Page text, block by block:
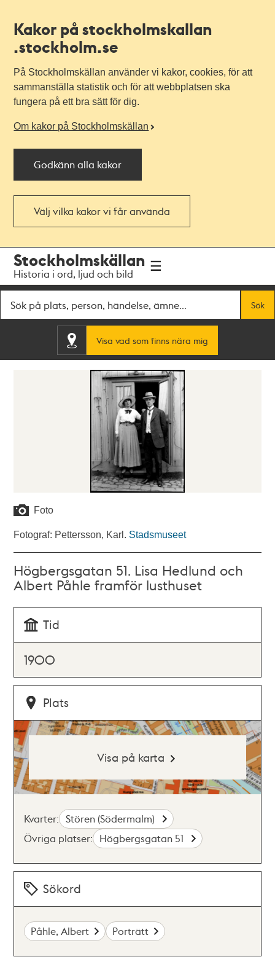
Kakor på stockholmskallan
.stockholm.se
På Stockholmskällan använder vi kakor, cookies, för att
sammanställa statistik och för att webbplatsen ska
fungera på ett bra sätt för dig.
Om kakor på Stockholmskällan
Godkänn alla kakor
Välj vilka kakor vi får använda
navigationen
huvudinnehållet
Stockholmskällan
Historia i ord, ljud och bild
Sök
Visa vad som finns nära mig
Foto
Fotograf: Pettersson, Karl. Stadsmuseet
Högbergsgatan 51. Lisa Hedlund och
Albert Påhle framför lusthuset
Tid
1900
Plats
Visa på karta
Kvarter: Stören (Södermalm)
Övriga platser: Högbergsgatan 51
Sökord
Påhle, Albert Porträtt